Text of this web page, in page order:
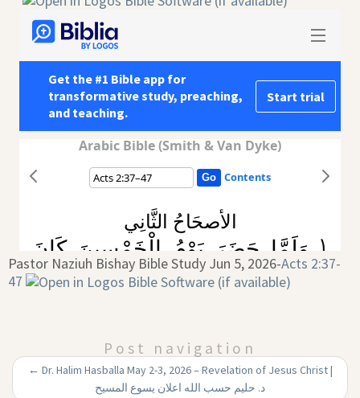
Pastor Naziuh Bishay Bible Study Jun 5, 2026-Acts 2:37-
47
Post navigation
← Dr. Halim Hasballa May 2-3, 2026 – Revelation of Jesus Christ |
د. حليم حسب الله اعلان يسوع المسيح